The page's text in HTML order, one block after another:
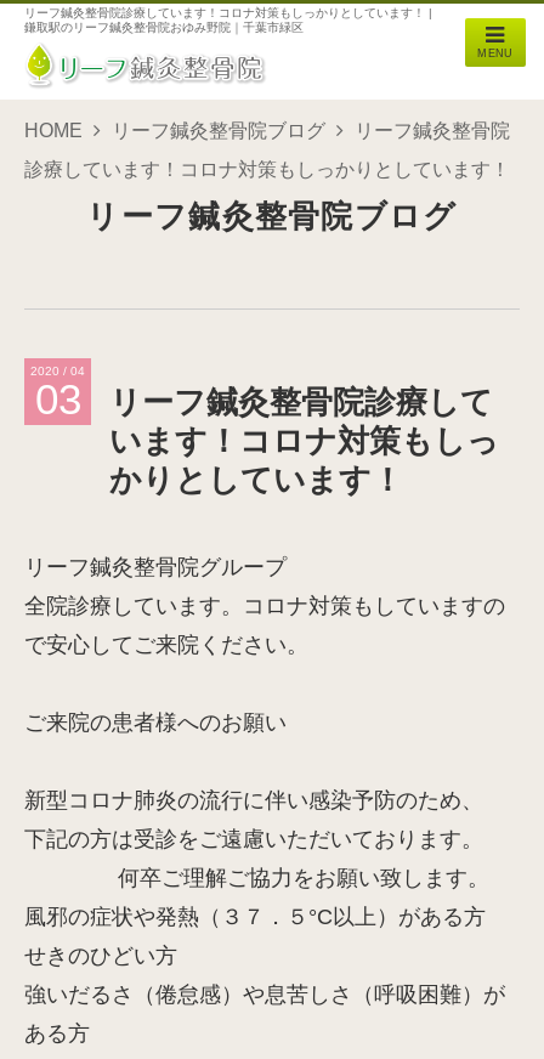
リーフ鍼灸整骨院診療しています！コロナ対策もしっかりとしています！ |
鎌取駅のリーフ鍼灸整骨院おゆみ野院｜千葉市緑区
MENU
HOME リーフ鍼灸整骨院ブログ
リーフ鍼灸整骨院
診療しています！コロナ対策もしっかりとしています！
リーフ鍼灸整骨院ブログ
リーフ鍼灸整骨院診療して
います！コロナ対策もしっ
かりとしています！
2020 / 04
03
リーフ鍼灸整骨院グループ
全院診療しています。コロナ対策もしていますの
で安心してご来院ください。
ご来院の患者様へのお願い
新型コロナ肺炎の流行に伴い感染予防のため、
下記の方は受診をご遠慮いただいております。
何卒ご理解ご協力をお願い致します。
風邪の症状や発熱（３７．５°C以上）がある方
せきのひどい方
強いだるさ（倦怠感）や息苦しさ（呼吸困難）が
ある方